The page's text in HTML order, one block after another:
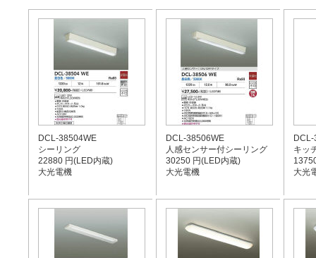
DCL-38504WE
シーリング
22880 円(LED内蔵)
大光電機
DCL-38506WE
人感センサー付シーリング
30250 円(LED内蔵)
大光電機
キッ
大光